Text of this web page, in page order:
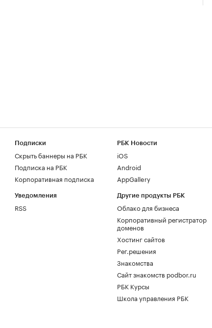
Подписки
Скрыть баннеры на РБК
Подписка на РБК
Корпоративная подписка
Уведомления
RSS
РБК Новости
iOS
Android
AppGallery
Другие продукты РБК
Облако для бизнеса
Корпоративный регистратор
доменов
Хостинг сайтов
Рег.решения
Знакомства
Сайт знакомств podbor.ru
РБК Курсы
Школа управления РБК